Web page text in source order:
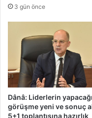
3 gün önce
Dânâ: Liderlerin yapacağı
görüşme yeni ve sonuç
5+1 toplantısına hazırlık